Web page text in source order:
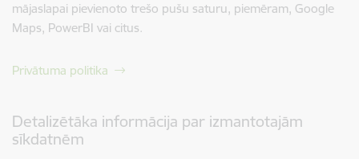
mājaslapai pievienoto trešo pušu saturu, piemēram, Google
Maps, PowerBI vai citus.
Privātuma politika
Detalizētāka informācija par izmantotajām
sīkdatnēm